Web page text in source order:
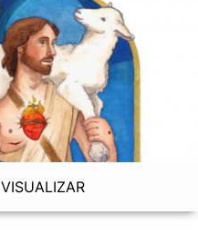
VISUALIZAR